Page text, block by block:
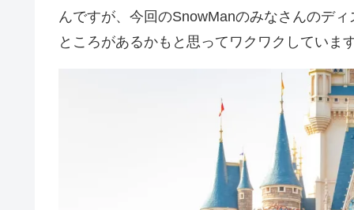
んですが、今回のSnowManのみなさんのデ
ところがあるかもと思ってワクワクしていま